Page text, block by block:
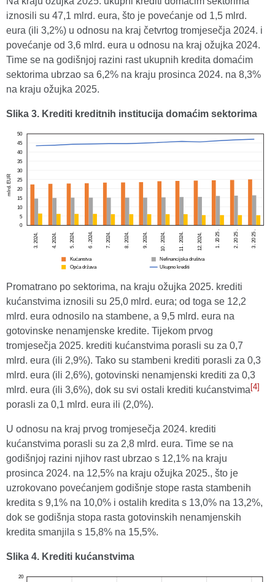
iznosili su 47,1 mlrd. eura, što je povećanje od 1,5 mlrd.
eura (ili 3,2%) u odnosu na kraj četvrtog tromjesečja 2024. i
povećanje od 3,6 mlrd. eura u odnosu na kraj ožujka 2024.
Time se na godišnjoj razini rast ukupnih kredita domaćim
sektorima ubrzao sa 6,2% na kraju prosinca 2024. na 8,3%
na kraju ožujka 2025.
Slika 3. Krediti kreditnih institucija domaćim sektorima
Promatrano po sektorima, na kraju ožujka 2025. krediti
kućanstvima iznosili su 25,0 mlrd. eura; od toga se 12,2
mlrd. eura odnosilo na stambene, a 9,5 mlrd. eura na
gotovinske nenamjenske kredite. Tijekom prvog
tromjesečja 2025. krediti kućanstvima porasli su za 0,7
mlrd. eura (ili 2,9%). Tako su stambeni krediti porasli za 0,3
mlrd. eura (ili 2,6%), gotovinski nenamjenski krediti za 0,3
mlrd. eura (ili 3,6%), dok su svi ostali krediti kućanstvima[4]
porasli za 0,1 mlrd. eura ili (2,0%).
U odnosu na kraj prvog tromjesečja 2024. krediti
kućanstvima porasli su za 2,8 mlrd. eura. Time se na
godišnjoj razini njihov rast ubrzao s 12,1% na kraju
prosinca 2024. na 12,5% na kraju ožujka 2025., što je
uzrokovano povećanjem godišnje stope rasta stambenih
kredita s 9,1% na 10,0% i ostalih kredita s 13,0% na 13,2%,
dok se godišnja stopa rasta gotovinskih nenamjenskih
kredita smanjila s 15,8% na 15,5%.
Slika 4. Krediti kućanstvima